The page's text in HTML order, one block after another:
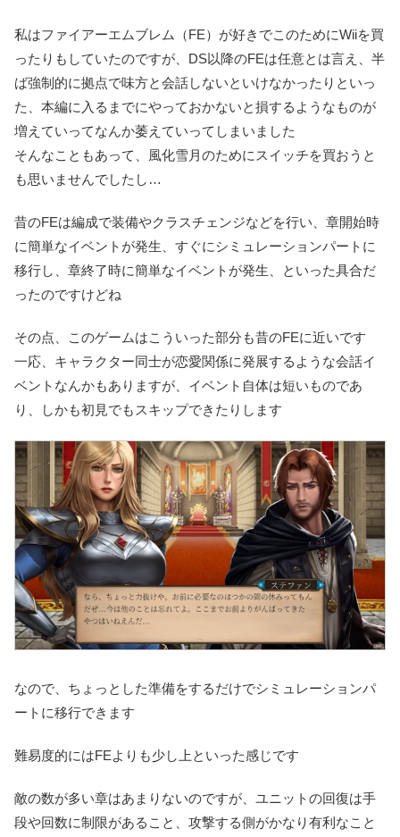
私はファイアーエムブレム（FE）が好きでこのためにWiiを買
ったりもしていたのですが、DS以降のFEは任意とは言え、半
ば強制的に拠点で味方と会話しないといけなかったりといっ
た、本編に入るまでにやっておかないと損するようなものが
増えていってなんか萎えていってしまいました
そんなこともあって、風化雪月のためにスイッチを買おうと
も思いませんでしたし…
昔のFEは編成で装備やクラスチェンジなどを行い、章開始時
に簡単なイベントが発生、すぐにシミュレーションパートに
移行し、章終了時に簡単なイベントが発生、といった具合だ
ったのですけどね
その点、このゲームはこういった部分も昔のFEに近いです
一応、キャラクター同士が恋愛関係に発展するような会話イ
ベントなんかもありますが、イベント自体は短いものであ
り、しかも初見でもスキップできたりします
なので、ちょっとした準備をするだけでシミュレーションパ
ートに移行できます
難易度的にはFEよりも少し上といった感じです
敵の数が多い章はあまりないのですが、ユニットの回復は手
段や回数に制限があること、攻撃する側がかなり有利なこと